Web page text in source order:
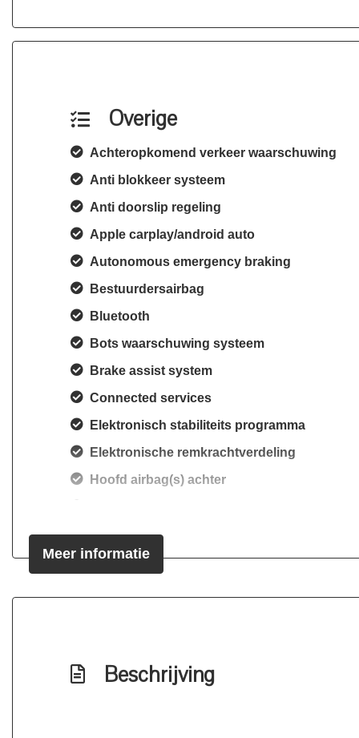
Overige
Achteropkomend verkeer waarschuwing
Anti blokkeer systeem
Anti doorslip regeling
Apple carplay/android auto
Autonomous emergency braking
Bestuurdersairbag
Bluetooth
Bots waarschuwing systeem
Brake assist system
Connected services
Elektronisch stabiliteits programma
Elektronische remkrachtverdeling
Hoofd airbag(s) achter
Passagiersairbag
Zij airbag(s) voor
Meer informatie
Beschrijving